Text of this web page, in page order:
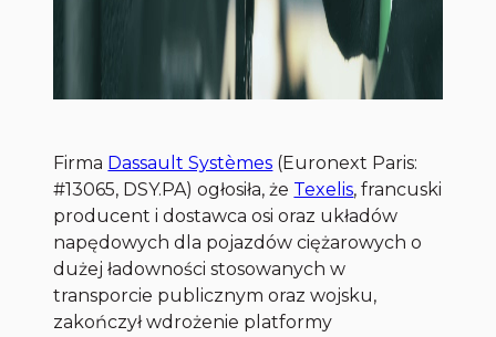
Firma Dassault Systèmes (Euronext Paris:
#13065, DSY.PA) ogłosiła, że Texelis, francuski
producent i dostawca osi oraz układów
napędowych dla pojazdów ciężarowych o
dużej ładowności stosowanych w
transporcie publicznym oraz wojsku,
zakończył wdrożenie platformy